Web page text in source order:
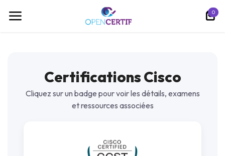
0
Certifications Cisco
Cliquez sur un badge pour voir les détails, examens
et ressources associées